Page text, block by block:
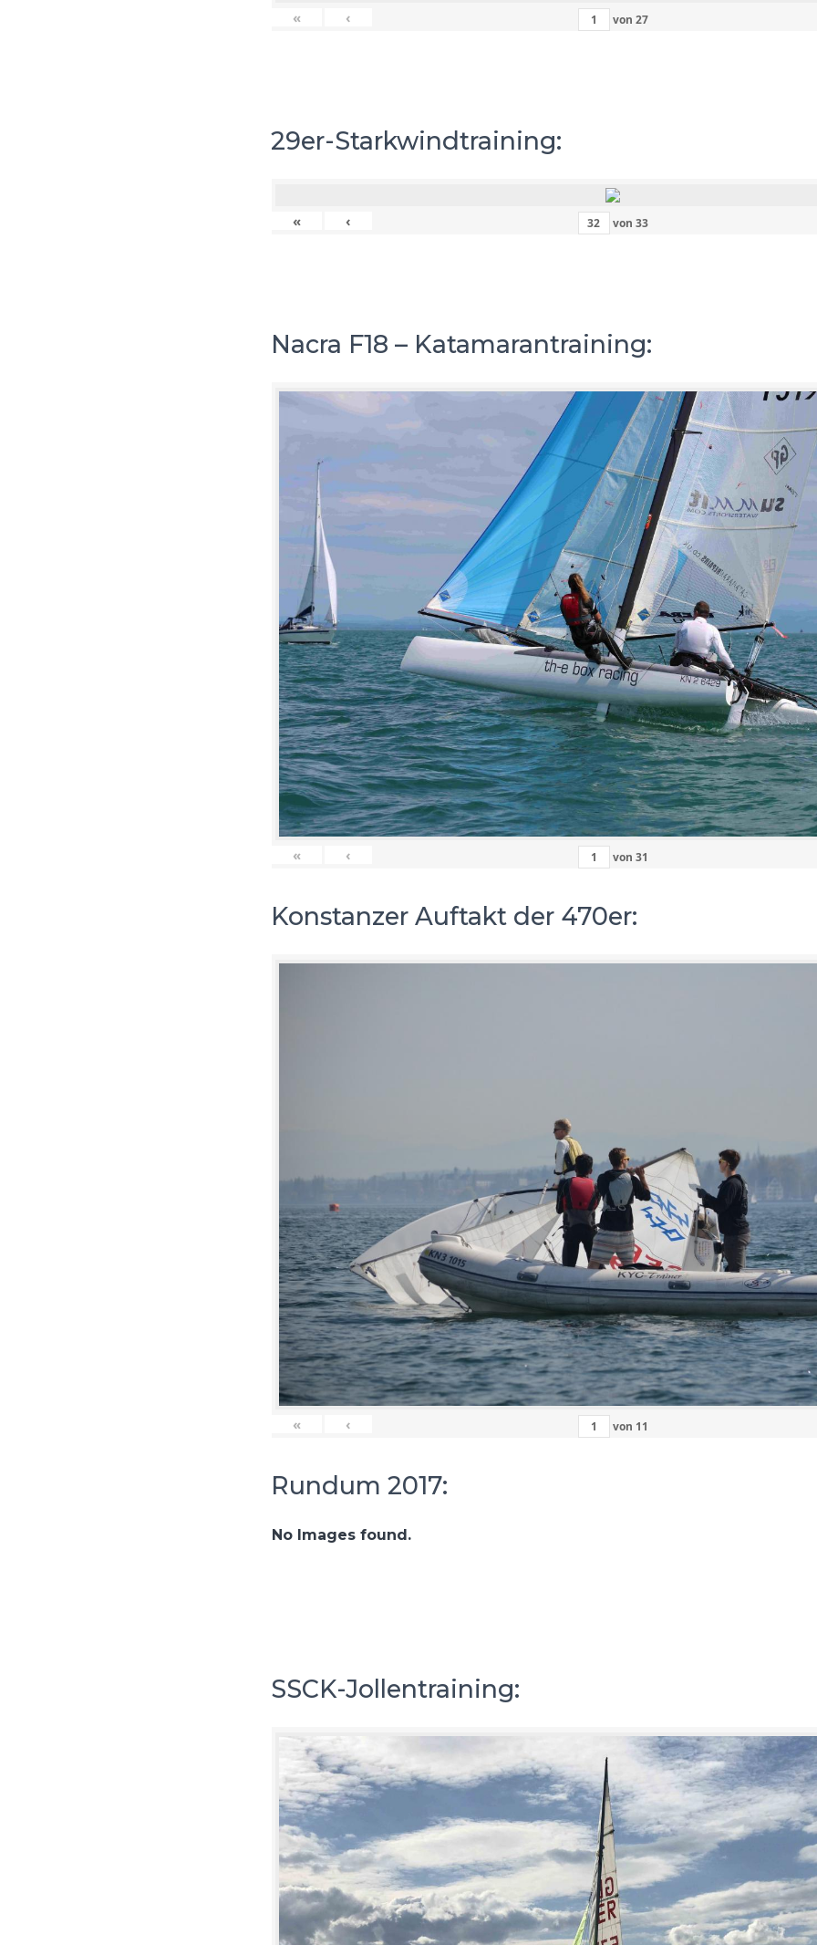
« ‹ von 27
29er-Starkwindtraining:
« ‹ von 33
Nacra F18 – Katamarantraining:
« ‹ von 31
Konstanzer Auftakt der 470er:
« ‹ von 11
Rundum 2017:
No Images found.
SSCK-Jollentraining: